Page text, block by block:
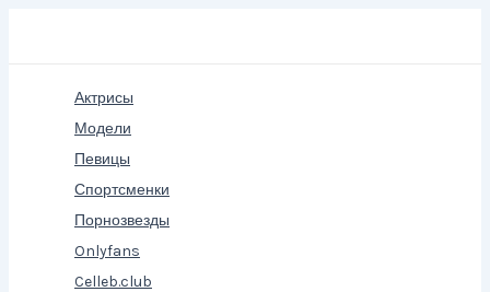
Актрисы
Модели
Певицы
Спортсменки
Порнозвезды
Onlyfans
Celleb.club